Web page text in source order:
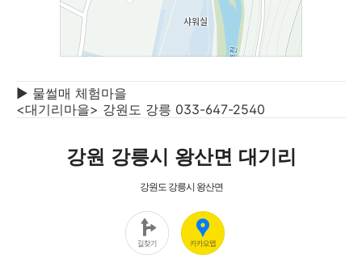
▶ 물썰매 체험마을
<대기리마을> 강원도 강릉 033-647-2540